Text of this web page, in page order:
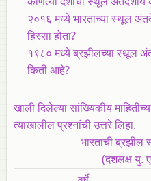
२०१६ मध्ये भारताच्या स्थूल
हिस्सा होता?
१९८० मध्ये ब्रझीलच्या स्थूल
किती आहे?
खाली दिलेल्या सांख्यिकीय
त्याखालील प्रश्नांची उत्तरे लिहा.
भारताची ब्रझील
(दशलक्ष यु.